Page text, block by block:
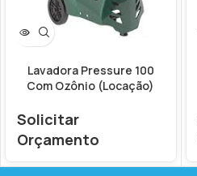
Lavadora Pressure 100
Com Ozônio (Locação)
Solicitar
Orçamento